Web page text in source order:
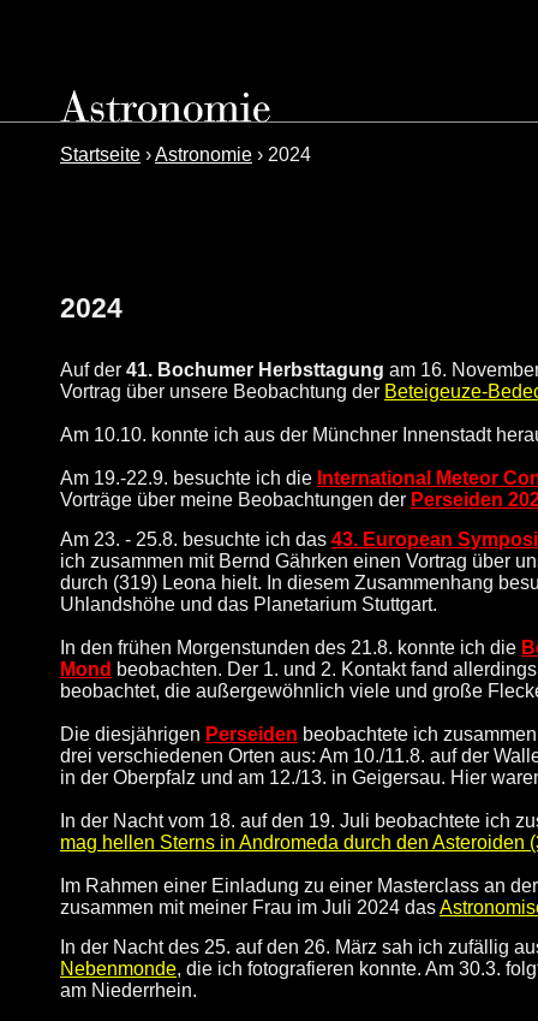
Startseite ›Astronomie › 2024
2024
Auf der 41. Bochumer Herbsttagung am 16.
Vortrag über unsere Beobachtung der Beteigeuze-
Am 10.10. konnte ich aus der Münchner Innenstadt
Am 19.-22.9. besuchte ich die International Meteor
Vorträge über meine Beobachtungen der Perseiden
Am 23. - 25.8. besuchte ich das 43. European S
ich zusammen mit Bernd Gährken einen Vortrag über
durch (319) Leona hielt. In diesem Zusammenhang
Uhlandshöhe und das Planetarium Stuttgart.
In den frühen Morgenstunden des 21.8. konnte ich die
Mond beobachten. Der 1. und 2. Kontakt fand
beobachtet, die außergewöhnlich viele und große
Die diesjährigen Perseiden beobachtete ich
drei verschiedenen Orten aus: Am 10./11.8. auf der
in der Oberpfalz und am 12./13. in Geigersau. Hier
In der Nacht vom 18. auf den 19. Juli beobachtete ich
mag hellen Sterns in Andromeda durch den Asteroiden
Im Rahmen einer Einladung zu einer Masterclass an
zusammen mit meiner Frau im Juli 2024 das
In der Nacht des 25. auf den 26. März sah ich zufällig
Nebenmonde, die ich fotografieren konnte. Am 30.3.
am Niederrhein.